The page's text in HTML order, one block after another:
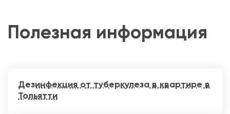
Полезная информация
Дезинфекция от туберкулеза в квартире в
Тольятти